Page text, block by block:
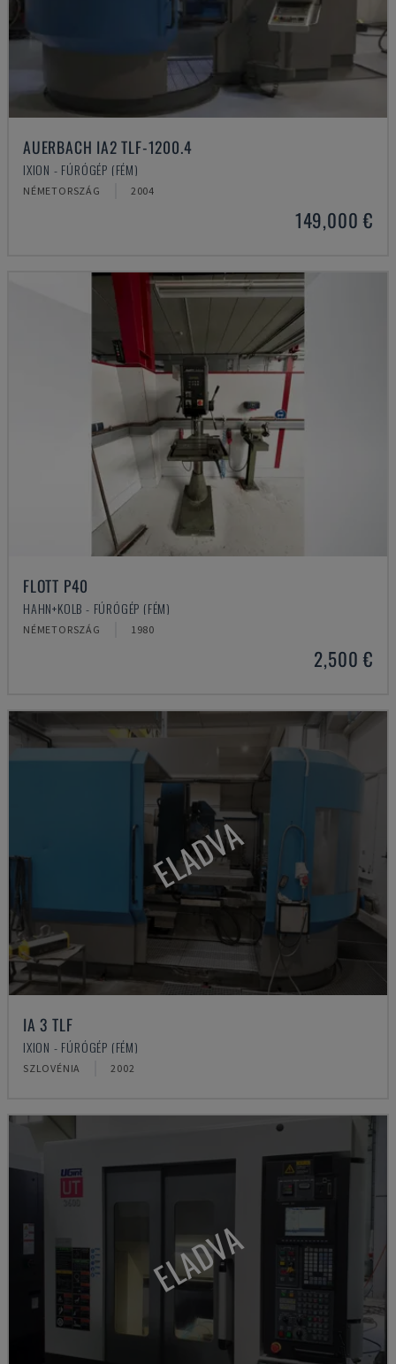
AUERBACH IA2 TLF-1200.4
IXION - FÚRÓGÉP (FÉM)
NÉMETORSZÁG 2004
149,000 €
FLOTT P40
HAHN+KOLB - FÚRÓGÉP (FÉM)
NÉMETORSZÁG 1980
2,500 €
ELADVA
IA 3 TLF
IXION - FÚRÓGÉP (FÉM)
SZLOVÉNIA 2002
ELADVA